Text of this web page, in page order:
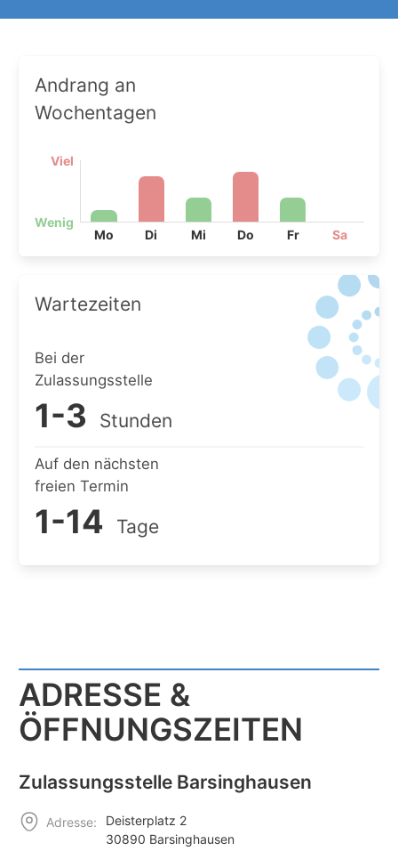
Andrang an
Wochentagen
Viel
Wenig
Mo
Di Mi Do Fr Sa
Wartezeiten
Bei der
Zulassungsstelle
1-3 Stunden
Auf den nächsten
freien Termin
1-14 Tage
ADRESSE &
ÖFFNUNGSZEITEN
Zulassungsstelle Barsinghausen
Adresse:
Deisterplatz 2
30890 Barsinghausen